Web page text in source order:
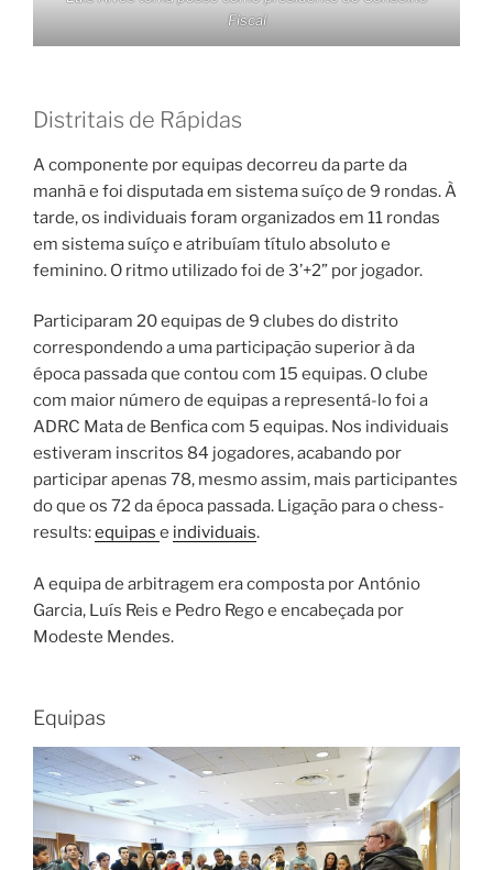
Fiscal
Distritais de Rápidas
A componente por equipas decorreu da parte da
manhã e foi disputada em sistema suíço de 9 rondas. À
tarde, os individuais foram organizados em 11 rondas
em sistema suíço e atribuíam título absoluto e
feminino. O ritmo utilizado foi de 3’+2” por jogador.
Participaram 20 equipas de 9 clubes do distrito
correspondendo a uma participação superior à da
época passada que contou com 15 equipas. O clube
com maior número de equipas a representá-lo foi a
ADRC Mata de Benfica com 5 equipas. Nos individuais
estiveram inscritos 84 jogadores, acabando por
participar apenas 78, mesmo assim, mais participantes
do que os 72 da época passada. Ligação para o chess-
results:equipas e individuais.
A equipa de arbitragem era composta por António
Garcia, Luís Reis e Pedro Rego e encabeçada por
Modeste Mendes.
Equipas